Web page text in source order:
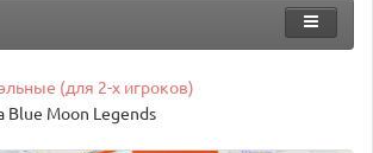
(для 2-х игроков)
Blue Moon Legends